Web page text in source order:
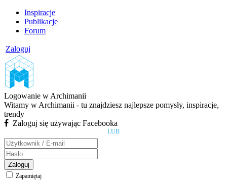
Inspiracje
Publikacje
Forum
Zaloguj
Logowanie w Archimanii
Witamy w Archimanii - tu znajdziesz najlepsze pomysły, inspiracje,
trendy
Zaloguj się używając Facebooka
LUB
Zaloguj
Zapamiętaj